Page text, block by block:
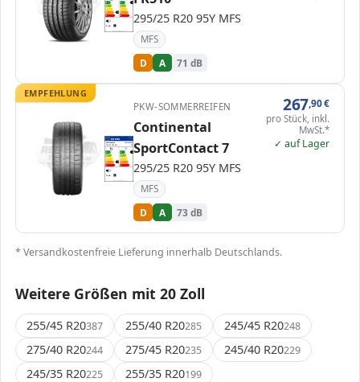
A
B
C
D
D
E
A
A
B
C
D
E
71 dB 295/25 R20 95Y MFS
MFS
D A 71 dB
EMPFEHLUNG
ENERG 643879
Continental
0311404000
295/25 R20 95Y
C1
A
B
C
D
D
E
A
A
B
C
D
E
73 dB
PKW-SOMMERREIFEN
Continental
SportContact 7
295/25 R20 95Y MFS
MFS
D A 73 dB
267,90€
pro Stück, inkl.
MwSt.*
✓ auf Lager
* Versandkostenfreie Lieferung innerhalb Deutschlands.
Weitere Größen mit 20 Zoll
255/45 R20387 255/40 R20285 245/45 R20248
275/40 R20244 275/45 R20235 245/40 R20229
245/35 R20225 255/35 R20199